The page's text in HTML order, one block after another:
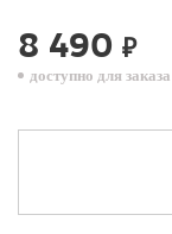
8 490 ₽
доступно для заказа